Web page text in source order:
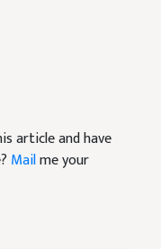
article and have
Mailme your